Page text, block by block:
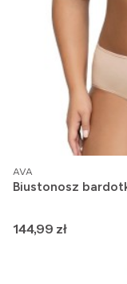
PRODUCENT
AVA
Biustonosz
Cena
144,99 zł